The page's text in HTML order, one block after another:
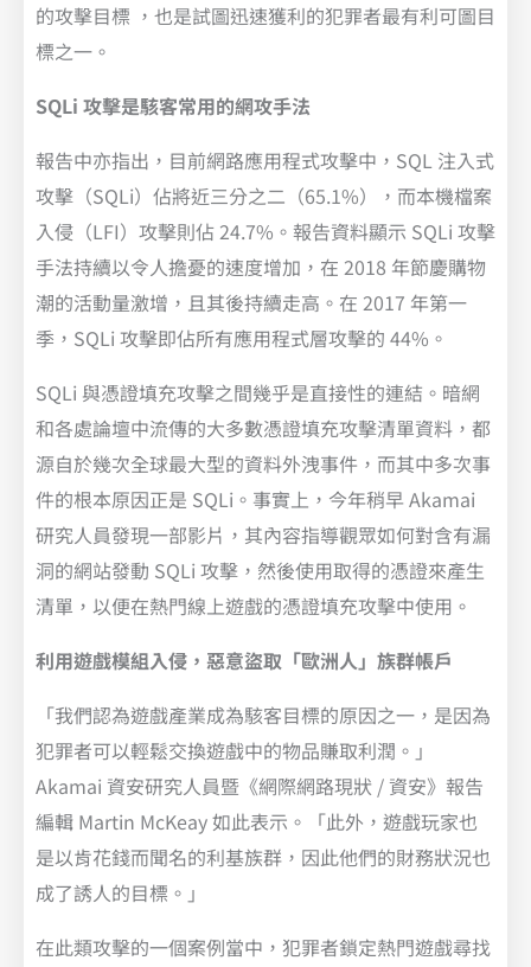
的攻擊目標 ，也是試圖迅速獲利的犯罪者最有利可圖目
標之一。
SQLi 攻擊是駭客常用的網攻手法
報告中亦指出，目前網路應用程式攻擊中，SQL 注入式
攻擊（SQLi）佔將近三分之二（65.1%），而本機檔案
入侵（LFI）攻擊則佔 24.7%。報告資料顯示 SQLi 攻擊
手法持續以令人擔憂的速度增加，在 2018 年節慶購物
潮的活動量激增，且其後持續走高。在 2017 年第一
季，SQLi 攻擊即佔所有應用程式層攻擊的 44%。
SQLi 與憑證填充攻擊之間幾乎是直接性的連結。暗網
和各處論壇中流傳的大多數憑證填充攻擊清單資料，都
源自於幾次全球最大型的資料外洩事件，而其中多次事
件的根本原因正是 SQLi。事實上，今年稍早 Akamai
研究人員發現一部影片，其內容指導觀眾如何對含有漏
洞的網站發動 SQLi 攻擊，然後使用取得的憑證來產生
清單，以便在熱門線上遊戲的憑證填充攻擊中使用。
利用遊戲模組入侵，惡意盜取「歐洲人」族群帳戶
「我們認為遊戲產業成為駭客目標的原因之一，是因為
犯罪者可以輕鬆交換遊戲中的物品賺取利潤。」
Akamai 資安研究人員暨《網際網路現狀 / 資安》報告
編輯 Martin McKeay 如此表示。「此外，遊戲玩家也
是以肯花錢而聞名的利基族群，因此他們的財務狀況也
成了誘人的目標。」
在此類攻擊的一個案例當中，犯罪者鎖定熱門遊戲尋找